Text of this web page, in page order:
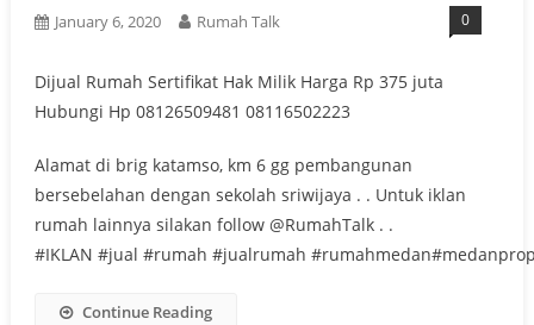
January 6, 2020 Rumah Talk 0
Dijual Rumah Sertifikat Hak Milik Harga Rp 375 juta
Hubungi Hp 08126509481 08116502223
Alamat di brig katamso, km 6 gg pembangunan
bersebelahan dengan sekolah sriwijaya . . Untuk iklan
rumah lainnya silakan follow @RumahTalk . .
#IKLAN #jual #rumah #jualrumah
Continue Reading